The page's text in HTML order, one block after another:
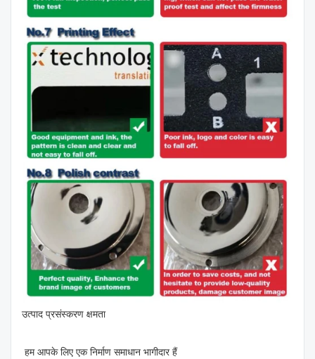
उत्पाद प्रसंस्करण क्षमता
हम आपके लिए एक निर्माण समाधान भागीदार हैं